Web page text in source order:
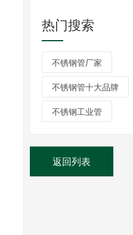
热门搜索
不锈钢管厂家
不锈钢管十大品牌
不锈钢工业管
返回列表